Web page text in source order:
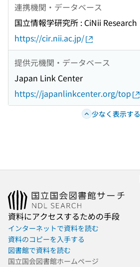
連携機関・データベース
国立情報学研究所 : CiNii Research
https://cir.nii.ac.jp/
提供元機関・データベース
Japan Link Center
https://japanlinkcenter.org/top
少なく表示する
資料にアクセスするための手段
インターネットで資料を読む
資料のコピーを入手する
図書館で資料を読む
国立国会図書館ホームページ